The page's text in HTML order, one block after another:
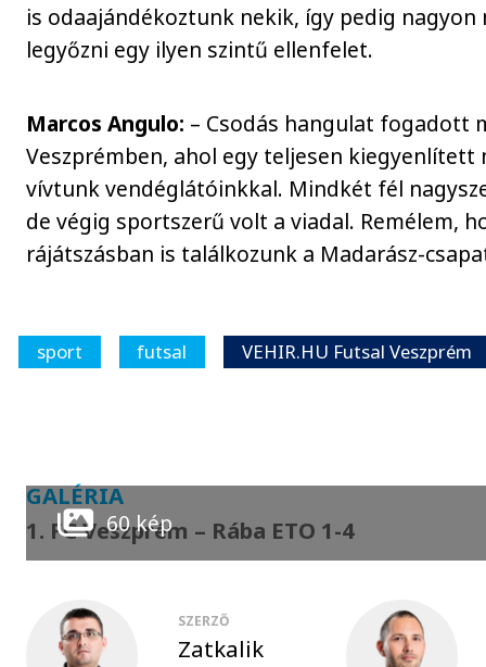
is odaajándékoztunk nekik, így pedig nagyon
legyőzni egy ilyen szintű ellenfelet.
Marcos Angulo: – Csodás hangulat fogadott
Veszprémben, ahol egy teljesen kiegyenlített
vívtunk vendéglátóinkkal. Mindkét fél
de végig sportszerű volt a viadal. Remélem,
rájátszásban is találkozunk a Madarász-
sport futsal VEHIR.HU Futsal Veszprém
GALÉRIA
1. FC Veszprém – Rába ETO 1-4
60 kép
SZERZŐ
Zatkalik